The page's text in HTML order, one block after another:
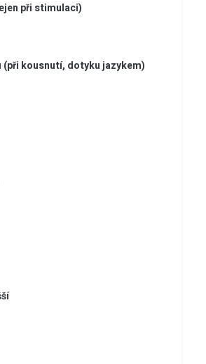
při stimulaci)
kousnutí, dotyku jazykem)